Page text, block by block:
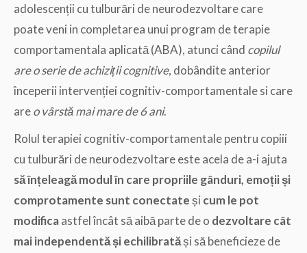
adolescenții cu tulburări de neurodezvoltare care
poate veni in completarea unui program de terapie
comportamentala aplicată (ABA), atunci când copilul
are o serie de achiziții cognitive, dobândite anterior
începerii intervenției cognitiv-comportamentale si care
areo vârstă mai mare de 6 ani.
Rolul terapiei cognitiv-comportamentale pentru copiii
cu tulburări de neurodezvoltare este acela de a-i ajuta
să înțeleagă modul în care propriile gânduri, emoții și
comprotamente sunt conectateși cum le pot
modificaastfel încât să aibă parte de o dezvoltare cât
mai independentă și echilibratăși să beneficieze de